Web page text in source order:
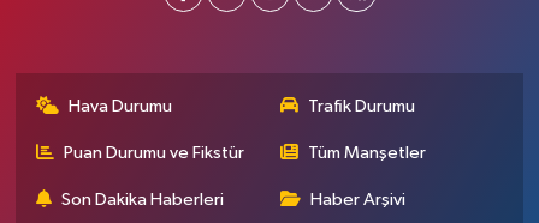
Hava Durumu Trafik Durumu
Puan Durumu ve Fikstür Tüm Manşetler
Son Dakika Haberleri Haber Arşivi